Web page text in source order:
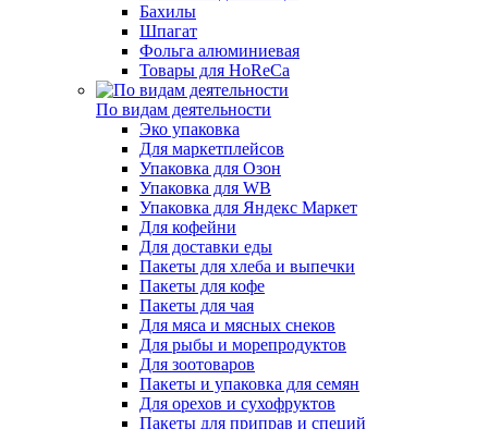
Бахилы
Шпагат
Фольга алюминиевая
Товары для HoReCa
По видам деятельности
Эко упаковка
Для маркетплейсов
Упаковка для Озон
Упаковка для WB
Упаковка для Яндекс Маркет
Для кофейни
Для доставки еды
Пакеты для хлеба и выпечки
Пакеты для кофе
Пакеты для чая
Для мяса и мясных снеков
Для рыбы и морепродуктов
Для зоотоваров
Пакеты и упаковка для семян
Для орехов и сухофруктов
Пакеты для приправ и специй